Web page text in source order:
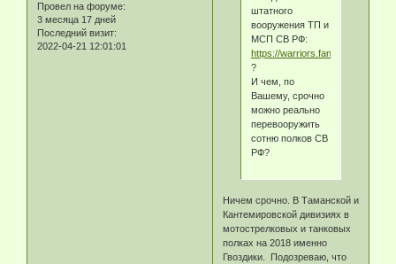
Провел на форуме:
3 месяца 17 дней
Последний визит:
2022-04-21 12:01:01
штатного
вооружения ТП и
МСП СВ РФ:
https://warriors.fandom.com/ru/
?
И чем, по
Вашему, срочно
можно реально
перевооружить
сотню полков СВ
РФ?
Ничем срочно. В Таманской и
Кантемировской дивизиях в
мотострелковых и танковых
полках на 2018 именно
Гвоздики. Подозреваю, что